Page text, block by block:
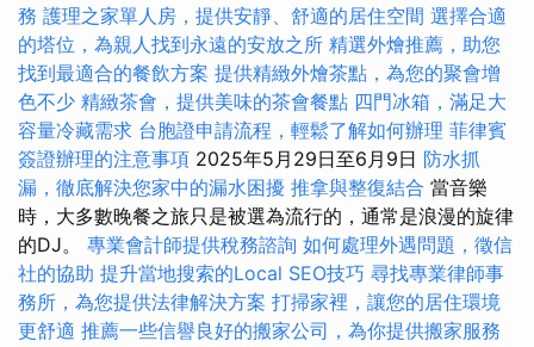
務 護理之家單人房，提供安靜、舒適的居住空間 選擇合適
的塔位，為親人找到永遠的安放之所 精選外燴推薦，助您
找到最適合的餐飲方案 提供精緻外燴茶點，為您的聚會增
色不少 精緻茶會，提供美味的茶會餐點 四門冰箱，滿足大
容量冷藏需求 台胞證申請流程，輕鬆了解如何辦理 菲律賓
簽證辦理的注意事項 2025年5月29日至6月9日 防水抓
漏，徹底解決您家中的漏水困擾 推拿與整復結合 當音樂
時，大多數晚餐之旅只是被選為流行的，通常是浪漫的旋律
的DJ。 專業會計師提供稅務諮詢 如何處理外遇問題，徵信
社的協助 提升當地搜索的Local SEO技巧 尋找專業律師事
務所，為您提供法律解決方案 打掃家裡，讓您的居住環境
更舒適 推薦一些信譽良好的搬家公司，為你提供搬家服務